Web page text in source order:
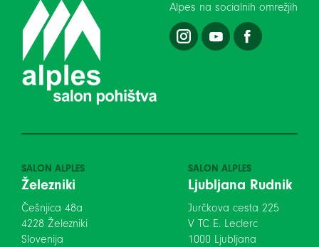
Alpes na socialnih omrežjih
SALON ALPLES
Železniki
Češnjica 48a
4228 Železniki
Slovenija
SALON ALPLES
Ljubljana Rudnik
Jurčkova cesta 225
V TC E. Leclerc
1000 Ljubljana